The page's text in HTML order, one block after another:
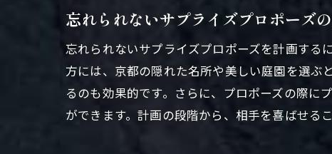
忘れられないサプライズプロポーズ
忘れられないサプライズプロポーズを計画する
方には、京都の隠れた名所や美しい庭園を選ぶ
るのも効果的です。さらに、プロポーズの際に
ができます。計画の段階から、相手を喜ばせる